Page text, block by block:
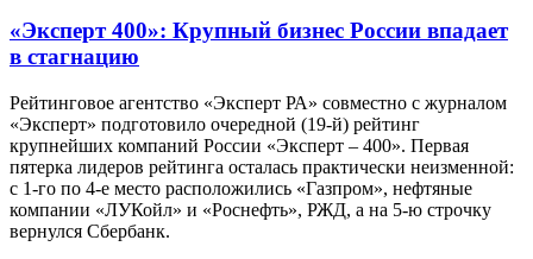
«Эксперт 400»: Крупный бизнес России впадает
в стагнацию
Рейтинговое агентство «Эксперт РА» совместно с журналом
«Эксперт» подготовило очередной (19-й) рейтинг
крупнейших компаний России «Эксперт – 400». Первая
пятерка лидеров рейтинга осталась практически неизменной:
c 1-го по 4-е место расположились «Газпром», нефтяные
компании «ЛУКойл» и «Роснефть», РЖД, а на 5-ю строчку
вернулся Сбербанк.